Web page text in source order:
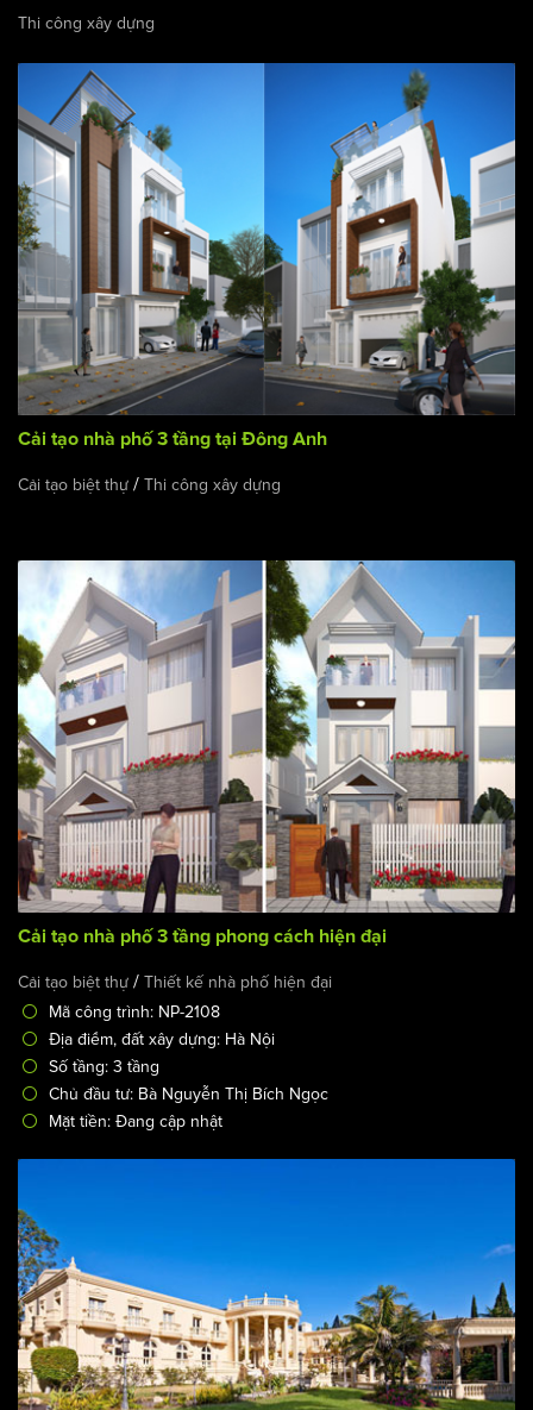
Thi công xây dựng
Cải tạo nhà phố 3 tầng tại Đông Anh
Cải tạo biệt thự / Thi công xây dựng
Cải tạo nhà phố 3 tầng phong cách hiện đại
Cải tạo biệt thự / Thiết kế nhà phố hiện đại
Mã công trình: NP-2108
Địa điểm, đất xây dựng: Hà Nội
Số tầng: 3 tầng
Chủ đầu tư: Bà Nguyễn Thị Bích Ngọc
Mặt tiền: Đang cập nhật